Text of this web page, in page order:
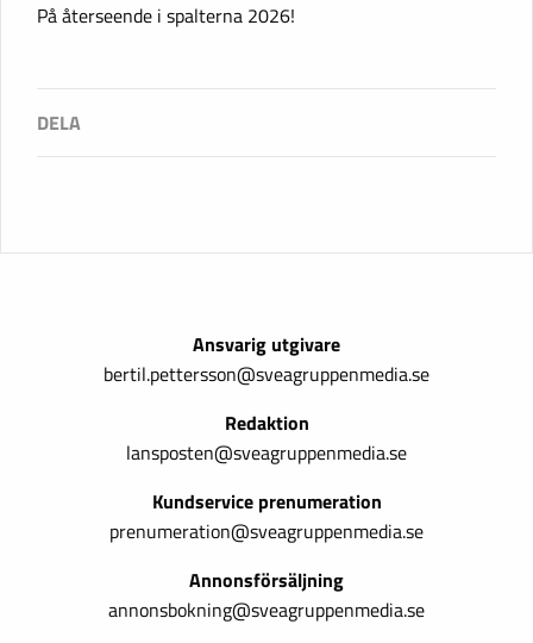
På återseende i spalterna 2026!
Ansvarig utgivare
bertil.pettersson@sveagruppenmedia.se
Redaktion
lansposten@sveagruppenmedia.se
Kundservice prenumeration
prenumeration@sveagruppenmedia.se
Annonsförsäljning
annonsbokning@sveagruppenmedia.se